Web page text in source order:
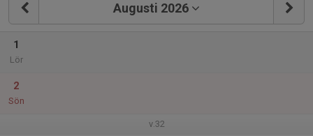
Augusti 2026
1
Lör
2
Sön
v.32